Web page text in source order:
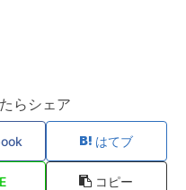
らシェア
はてブ
コピー